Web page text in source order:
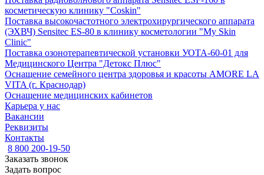
косметическую клинику "Coskin"
Поставка высокочастотного электрохирургического аппарата
(ЭХВЧ) Sensitec ES-80 в клинику косметологии "My Skin
Clinic"
Поставка озонотерапевтической установки УОТА-60-01 для
Медицинского Центра "Детокс Плюс"
Оснащение семейного центра здоровья и красоты AMORE LA
VITA (г. Краснодар)
Оснащение медицинских кабинетов
Карьера у нас
Вакансии
Реквизиты
Контакты
8 800 200-19-50
Заказать звонок
Задать вопрос